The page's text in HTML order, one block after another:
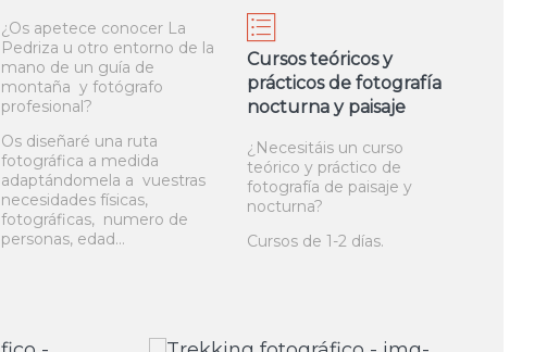
¿Os apetece conocer La
Pedriza u otro entorno de la
mano de un guía de
montaña y fotógrafo
profesional?
Os diseñaré una ruta
fotográfica a medida
adaptándomela a vuestras
necesidades físicas,
fotográficas, numero de
personas, edad...
Cursos teóricos y
prácticos de fotografía
nocturna y paisaje
¿Necesitáis un curso
teórico y práctico de
fotografía de paisaje y
nocturna?
Cursos de 1-2 días.